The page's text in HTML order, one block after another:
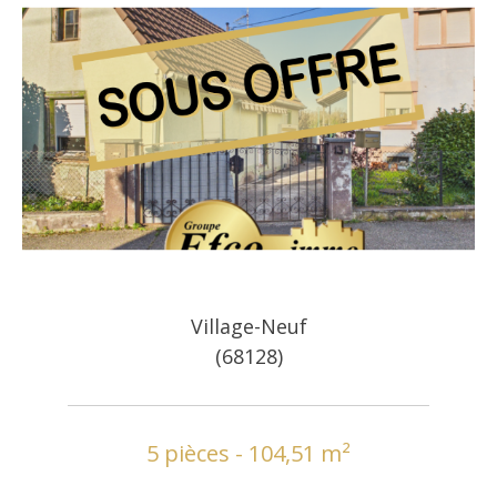
Village-Neuf
(68128)
5 pièces - 104,51 m²
Référence
AFFINER LES CRITÈRES
FILTRER PAR
EXCLUSIVITÉS